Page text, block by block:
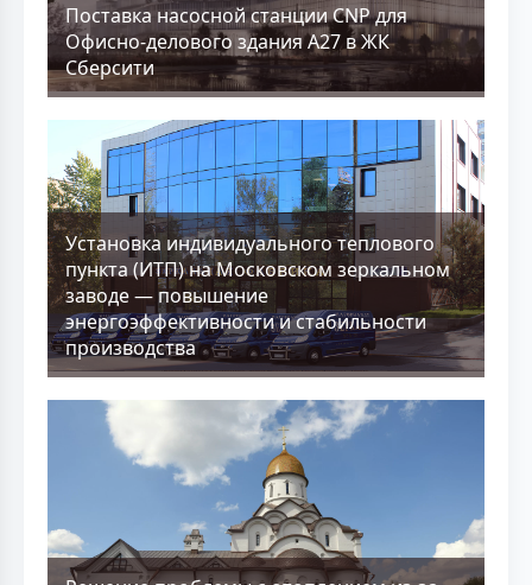
Поставка насосной станции CNP для
Офисно-делового здания А27 в ЖК
Сберсити
Установка индивидуального теплового
пункта (ИТП) на Московском зеркальном
заводе — повышение
энергоэффективности и стабильности
производства